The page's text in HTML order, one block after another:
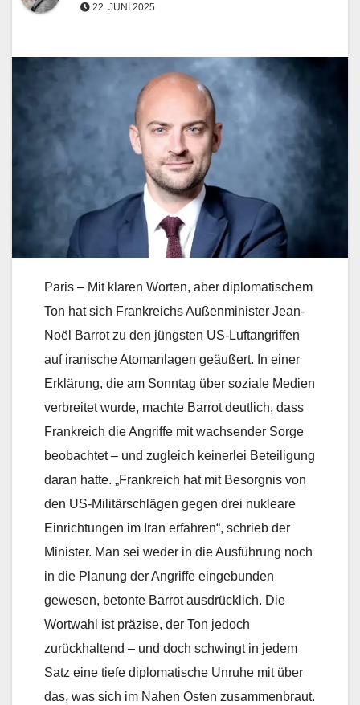
22. JUNI 2025
Paris – Mit klaren Worten, aber diplomatischem
Ton hat sich Frankreichs Außenminister Jean-
Noël Barrot zu den jüngsten US-Luftangriffen
auf iranische Atomanlagen geäußert. In einer
Erklärung, die am Sonntag über soziale Medien
verbreitet wurde, machte Barrot deutlich, dass
Frankreich die Angriffe mit wachsender Sorge
beobachtet – und zugleich keinerlei Beteiligung
daran hatte. „Frankreich hat mit Besorgnis von
den US-Militärschlägen gegen drei nukleare
Einrichtungen im Iran erfahren“, schrieb der
Minister. Man sei weder in die Ausführung noch
in die Planung der Angriffe eingebunden
gewesen, betonte Barrot ausdrücklich. Die
Wortwahl ist präzise, der Ton jedoch
zurückhaltend – und doch schwingt in jedem
Satz eine tiefe diplomatische Unruhe mit über
das, was sich im Nahen Osten zusammenbraut.